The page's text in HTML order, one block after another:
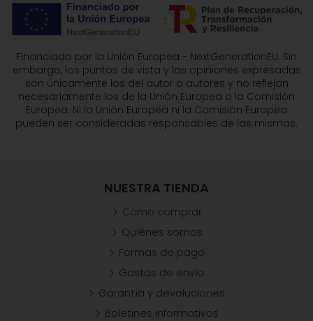
Financiado por la Unión Europea - NextGenerationEU. Sin
embargo, los puntos de vista y las opiniones expresadas
son únicamente los del autor o autores y no reflejan
necesariamente los de la Unión Europea o la Comisión
Europea. Ni la Unión Europea ni la Comisión Europea
pueden ser consideradas responsables de las mismas.
NUESTRA TIENDA
Cómo comprar
Quiénes somos
Formas de pago
Gastos de envío
Garantía y devoluciones
Boletines informativos